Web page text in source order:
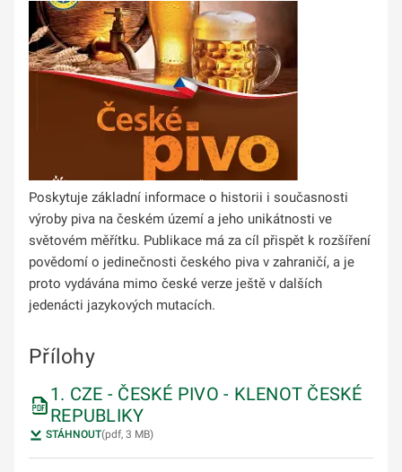
Poskytuje základní informace o historii i současnosti
výroby piva na českém území a jeho unikátnosti ve
světovém měřítku. Publikace má za cíl přispět k rozšíření
povědomí o jedinečnosti českého piva v zahraničí, a je
proto vydávána mimo české verze ještě v dalších
jedenácti jazykových mutacích.
Přílohy
1. CZE - ČESKÉ PIVO - KLENOT ČESKÉ
REPUBLIKY
STÁHNOUT(pdf, 3 MB)